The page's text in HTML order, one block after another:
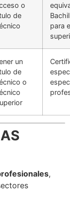
o
de
para
un
de
o
,